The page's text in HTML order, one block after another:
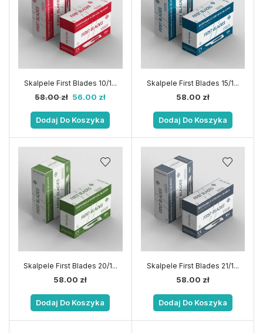
Skalpele First Blades 10/1...
58.00zł 56.00 zł
Dodaj Do Koszyka
Skalpele First Blades 15/1...
58.00 zł
Dodaj Do Koszyka
Skalpele First Blades 20/1...
58.00 zł
Dodaj Do Koszyka
Skalpele First Blades 21/1...
58.00 zł
Dodaj Do Koszyka